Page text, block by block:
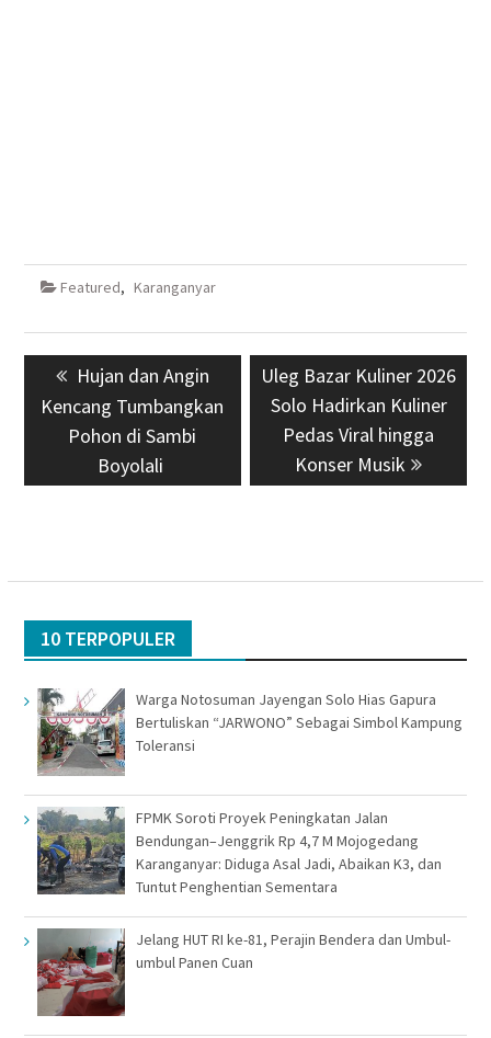
Featured, Karanganyar
Navigasi
pos
Previous
post:
Hujan dan Angin
Kencang Tumbangkan
Pohon di Sambi
Boyolali
Next
post:
Uleg Bazar Kuliner 2026
Solo Hadirkan Kuliner
Pedas Viral hingga
Konser Musik
10 TERPOPULER
Warga Notosuman Jayengan Solo Hias Gapura
Bertuliskan “JARWONO” Sebagai Simbol Kampung
Toleransi
FPMK Soroti Proyek Peningkatan Jalan
Bendungan–Jenggrik Rp 4,7 M Mojogedang
Karanganyar: Diduga Asal Jadi, Abaikan K3, dan
Tuntut Penghentian Sementara
Jelang HUT RI ke-81, Perajin Bendera dan Umbul-
umbul Panen Cuan